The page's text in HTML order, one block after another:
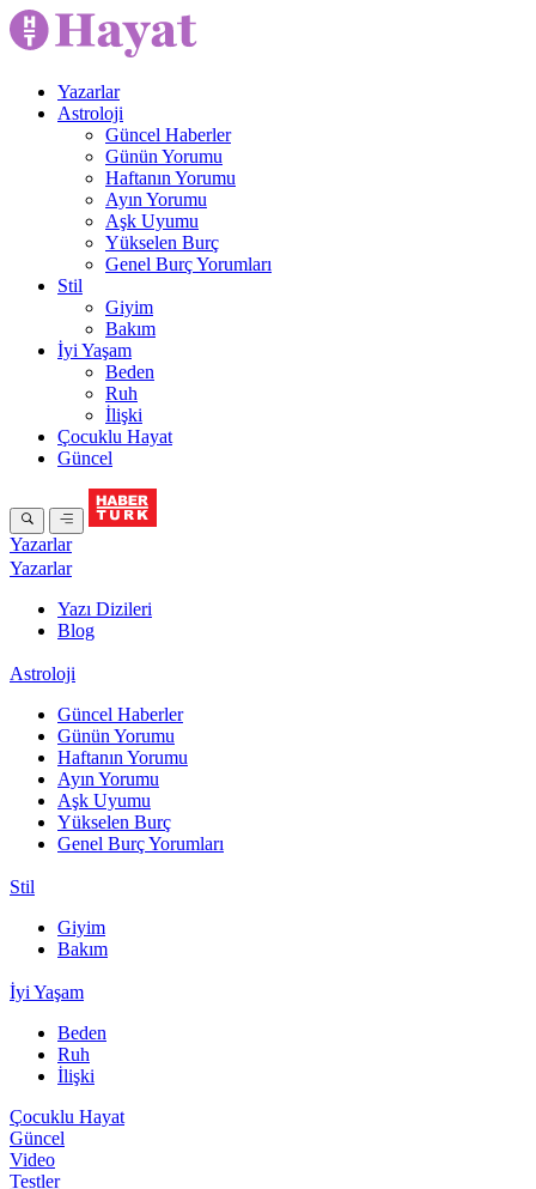
Yazarlar
Astroloji
Güncel Haberler
Günün Yorumu
Haftanın Yorumu
Ayın Yorumu
Aşk Uyumu
Yükselen Burç
Genel Burç Yorumları
Stil
Giyim
Bakım
İyi Yaşam
Beden
Ruh
İlişki
Çocuklu Hayat
Güncel
Yazarlar
Yazarlar
Yazı Dizileri
Blog
Astroloji
Güncel Haberler
Günün Yorumu
Haftanın Yorumu
Ayın Yorumu
Aşk Uyumu
Yükselen Burç
Genel Burç Yorumları
Stil
Giyim
Bakım
İyi Yaşam
Beden
Ruh
İlişki
Çocuklu Hayat
Güncel
Video
Testler